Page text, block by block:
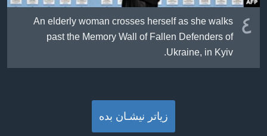
٤ An elderly woman crosses herself as she walks
past the Memory Wall of Fallen Defenders of
Ukraine, in Kyiv.
زیاتر نیشـان بده‌